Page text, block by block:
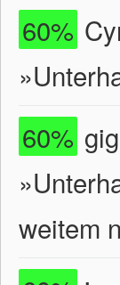
60%
60%
weitem